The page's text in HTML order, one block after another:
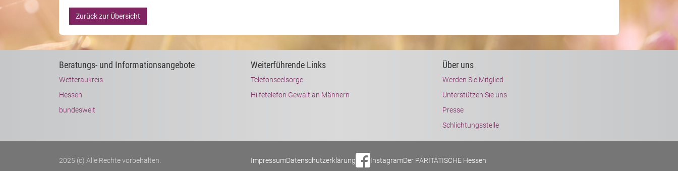
Zurück zur Übersicht
Beratungs- und Informationsangebote
Wetteraukreis
Hessen
bundesweit
Weiterführende Links
Telefonseelsorge
Hilfetelefon Gewalt an Männern
Über uns
Werden Sie Mitglied
Unterstützen Sie uns
Presse
Schlichtungsstelle
2025 (c) Alle Rechte vorbehalten. ImpressumDatenschutzerklärung InstagramDer PARITÄTISCHE Hessen